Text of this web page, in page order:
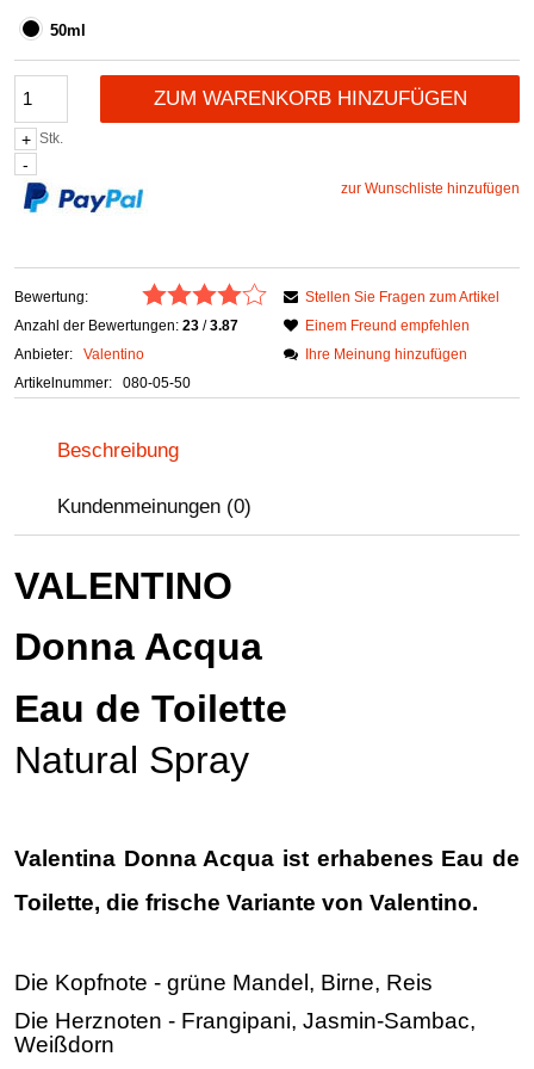
50ml
Stk.
ZUM WARENKORB HINZUFÜGEN
zur Wunschliste hinzufügen
Bewertung:
Anzahl der Bewertungen: 23 /3.87
Anbieter:
Valentino
Artikelnummer:
080-05-50
Stellen Sie Fragen zum Artikel
Einem Freund empfehlen
Ihre Meinung hinzufügen
Beschreibung
Kundenmeinungen (0)
VALENTINO
Donna Acqua
Eau de Toilette
Natural Spray
Valentina Donna Acqua ist erhabenes Eau de
Toilette, die frische Variante von Valentino.
Die Kopfnote - grüne Mandel , Birne, Reis
Die Herznoten - Frangipani, Jasmin-Sambac,
Weißdorn